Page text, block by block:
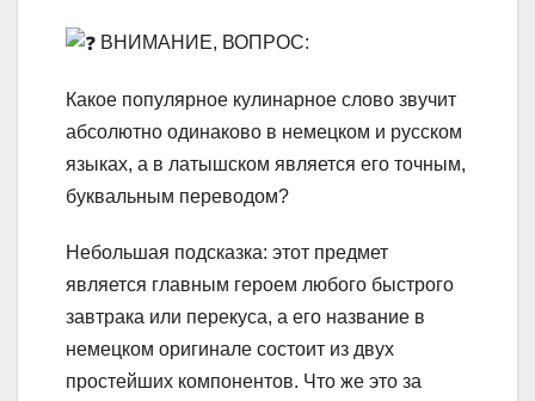
ВНИМАНИЕ, ВОПРОС:
Какое популярное кулинарное слово звучит
абсолютно одинаково в немецком и русском
языках, а в латышском является его точным,
буквальным переводом?
Небольшая подсказка: этот предмет
является главным героем любого быстрого
завтрака или перекуса, а его название в
немецком оригинале состоит из двух
простейших компонентов. Что же это за